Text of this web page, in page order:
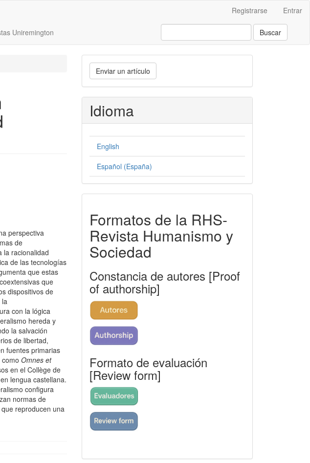
Registrarse Entrar
Uniremington Buscar
perspectiva
de
la racionalidad
de las tecnologías
que estas
que
dispositivos de
la
con la lógica
hereda y
la salvación
de libertad,
fuentes primarias
comoOmnes et
en el Collège de
lengua castellana.
configura
normas de
reproducen una
Enviar
un
artículo
Enviar un artículo
Idioma
English
Español (España)
rhs
Formatos de la RHS-
Revista Humanismo y
Sociedad
Constancia de autores [Proof
of authorship]
Formato de evaluación
[Review form]